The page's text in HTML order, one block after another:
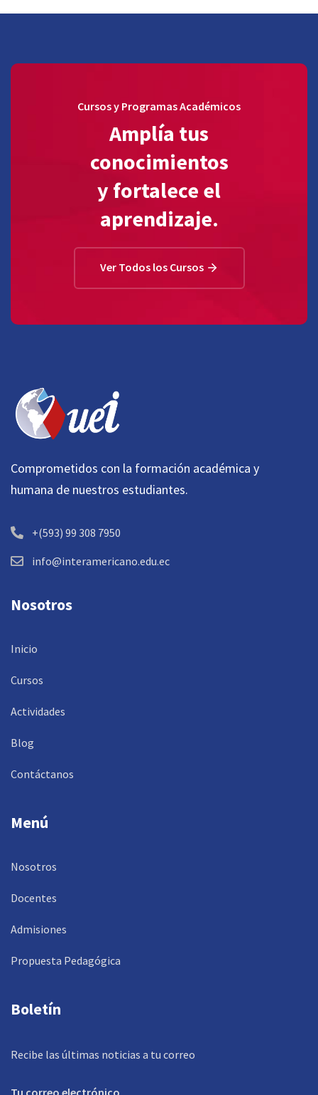
Cursos y Programas Académicos
Amplía tus
conocimientos
y fortalece el
aprendizaje.
Ver Todos los Cursos
Comprometidos con la formación académica y
humana de nuestros estudiantes.
+(593) 99 308 7950
info@interamericano.edu.ec
Nosotros
Inicio
Cursos
Actividades
Blog
Contáctanos
Menú
Nosotros
Docentes
Admisiones
Propuesta Pedagógica
Boletín
Recibe las últimas noticias a tu correo